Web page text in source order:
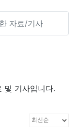
자료/기사
및 기사입니다.